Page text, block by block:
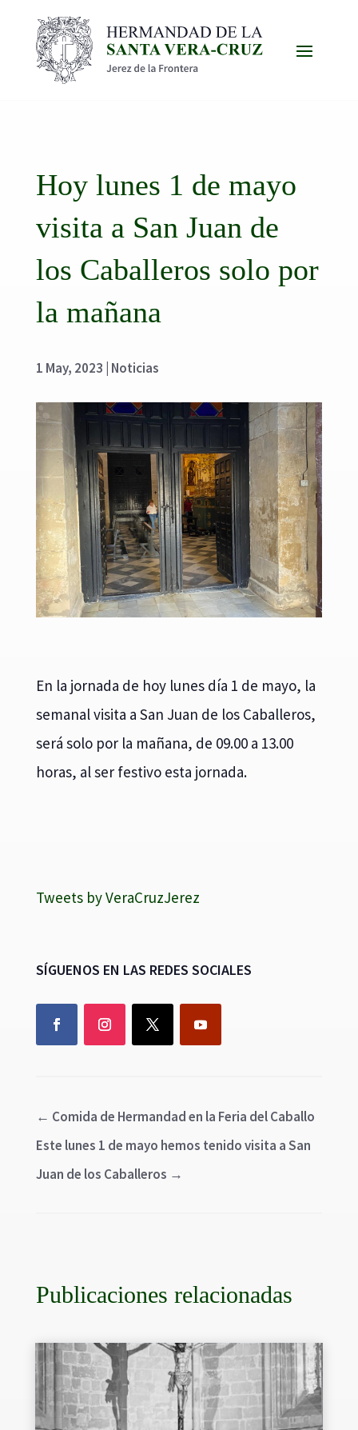
Hoy lunes 1 de mayo
visita a San Juan de
los Caballeros solo por
la mañana
1 May, 2023 Noticias
En la jornada de hoy lunes día 1 de mayo, la
semanal visita a San Juan de los Caballeros,
será solo por la mañana, de 09.00 a 13.00
horas, al ser festivo esta jornada.
Tweets by VeraCruzJerez
SÍGUENOS EN LAS REDES SOCIALES
← Comida de Hermandad en la Feria del Caballo
Este lunes 1 de mayo hemos tenido visita a San
Juan de los Caballeros →
Publicaciones relacionadas